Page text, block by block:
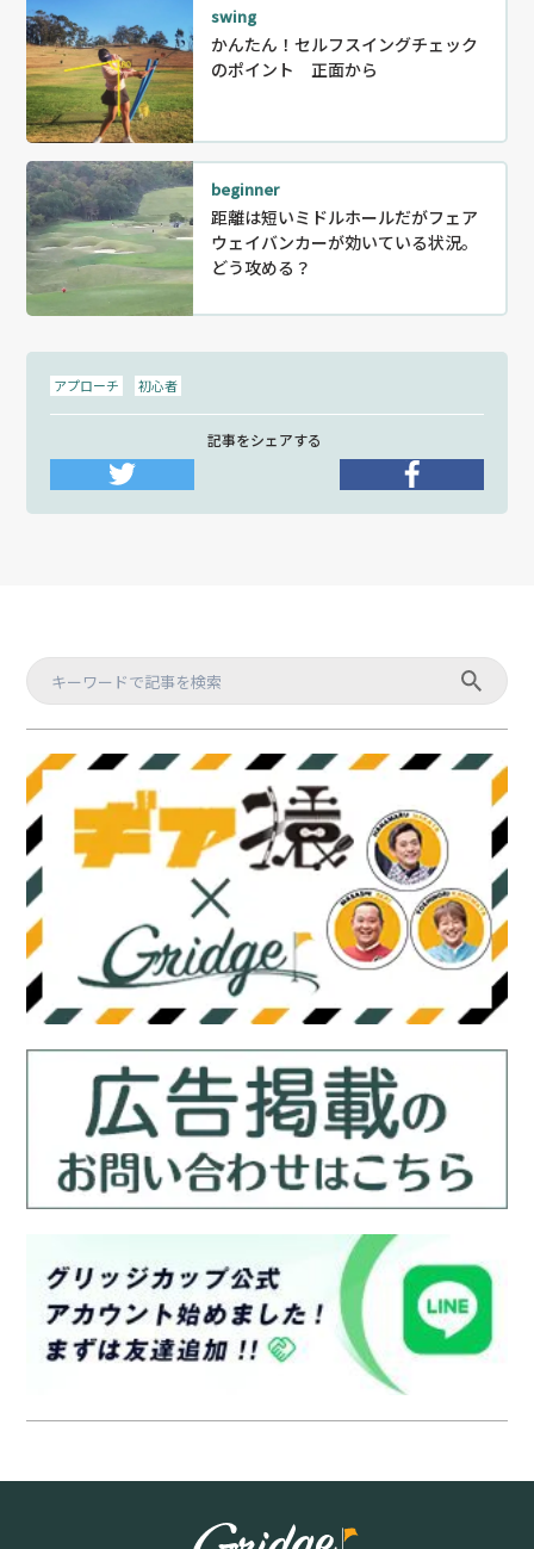
swing
かんたん！セルフスイングチェック
のポイント 正面から
beginner
距離は短いミドルホールだがフェア
ウェイバンカーが効いている状況。
どう攻める？
アプローチ 初心者
記事をシェアする